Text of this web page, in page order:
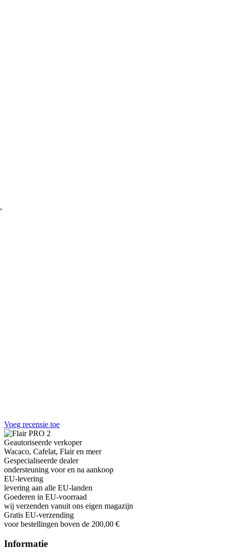
Voeg recensie toe
Geautoriseerde verkoper
Wacaco, Cafelat, Flair en meer
Gespecialiseerde dealer
ondersteuning voor en na aankoop
EU-levering
levering aan alle EU-landen
Goederen in EU-voorraad
wij verzenden vanuit ons eigen magazijn
Gratis EU-verzending
voor bestellingen boven de 200,00 €
Informatie